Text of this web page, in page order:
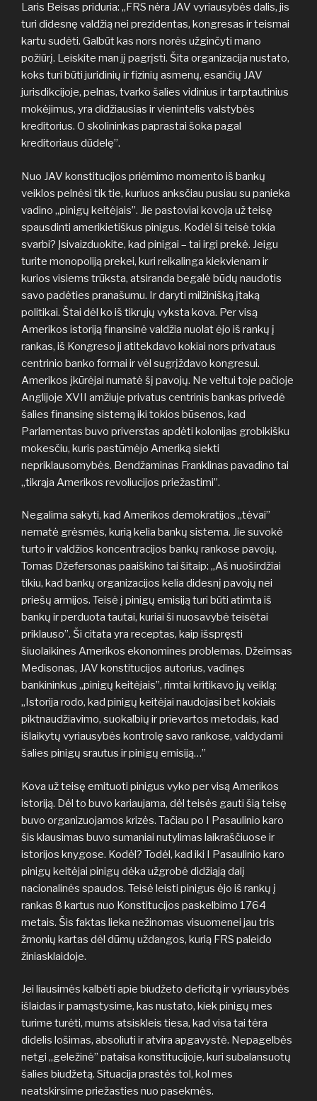
Laris Beisas priduria: „FRS nėra JAV vyriausybės dalis, jis
turi didesnę valdžią nei prezidentas, kongresas ir teismai
kartu sudėti. Galbūt kas nors norės užginčyti mano
požiūrį. Leiskite man jį pagrįsti. Šita organizacija nustato,
koks turi būti juridinių ir fizinių asmenų, esančių JAV
jurisdikcijoje, pelnas, tvarko šalies vidinius ir tarptautinius
mokėjimus, yra didžiausias ir vienintelis valstybės
kreditorius. O skolininkas paprastai šoka pagal
kreditoriaus dūdelę”.
Nuo JAV konstitucijos priėmimo momento iš bankų
veiklos pelnėsi tik tie, kuriuos anksčiau pusiau su panieka
vadino „pinigų keitėjais”. Jie pastoviai kovoja už teisę
spausdinti amerikietiškus pinigus. Kodėl ši teisė tokia
svarbi? Įsivaizduokite, kad pinigai – tai irgi prekė. Jeigu
turite monopoliją prekei, kuri reikalinga kiekvienam ir
kurios visiems trūksta, atsiranda begalė būdų naudotis
savo padėties pranašumu. Ir daryti milžinišką įtaką
politikai. Štai dėl ko iš tikrųjų vyksta kova. Per visą
Amerikos istoriją finansinė valdžia nuolat ėjo iš rankų į
rankas, iš Kongreso ji atitekdavo kokiai nors privataus
centrinio banko formai ir vėl sugrįždavo kongresui.
Amerikos įkūrėjai numatė šį pavojų. Ne veltui toje pačioje
Anglijoje XVII amžiuje privatus centrinis bankas privedė
šalies finansinę sistemą iki tokios būsenos, kad
Parlamentas buvo priverstas apdėti kolonijas grobikišku
mokesčiu, kuris pastūmėjo Ameriką siekti
nepriklausomybės. Bendžaminas Franklinas pavadino tai
„tikrąja Amerikos revoliucijos priežastimi”.
Negalima sakyti, kad Amerikos demokratijos „tėvai”
nematė grėsmės, kurią kelia bankų sistema. Jie suvokė
turto ir valdžios koncentracijos bankų rankose pavojų.
Tomas Džefersonas paaiškino tai šitaip: „Aš nuoširdžiai
tikiu, kad bankų organizacijos kelia didesnį pavojų nei
priešų armijos. Teisė į pinigų emisiją turi būti atimta iš
bankų ir perduota tautai, kuriai ši nuosavybė teisėtai
priklauso”. Ši citata yra receptas, kaip išspręsti
šiuolaikines Amerikos ekonomines problemas. Džeimsas
Medisonas, JAV konstitucijos autorius, vadinęs
bankininkus „pinigų keitėjais”, rimtai kritikavo jų veiklą:
„Istorija rodo, kad pinigų keitėjai naudojasi bet kokiais
piktnaudžiavimo, suokalbių ir prievartos metodais, kad
išlaikytų vyriausybės kontrolę savo rankose, valdydami
šalies pinigų srautus ir pinigų emisiją…”
Kova už teisę emituoti pinigus vyko per visą Amerikos
istoriją. Dėl to buvo kariaujama, dėl teisės gauti šią teisę
buvo organizuojamos krizės. Tačiau po I Pasaulinio karo
šis klausimas buvo sumaniai nutylimas laikraščiuose ir
istorijos knygose. Kodėl? Todėl, kad iki I Pasaulinio karo
pinigų keitėjai pinigų dėka užgrobė didžiąją dalį
nacionalinės spaudos. Teisė leisti pinigus ėjo iš rankų į
rankas 8 kartus nuo Konstitucijos paskelbimo 1764
metais. Šis faktas lieka nežinomas visuomenei jau tris
žmonių kartas dėl dūmų uždangos, kurią FRS paleido
žiniasklaidoje.
Jei liausimės kalbėti apie biudžeto deficitą ir vyriausybės
išlaidas ir pamąstysime, kas nustato, kiek pinigų mes
turime turėti, mums atsiskleis tiesa, kad visa tai tėra
didelis lošimas, absoliuti ir atvira apgavystė. Nepagelbės
netgi „geležinė” pataisa konstitucijoje, kuri subalansuotų
šalies biudžetą. Situacija prastės tol, kol mes
neatskirsime priežasties nuo pasekmės.